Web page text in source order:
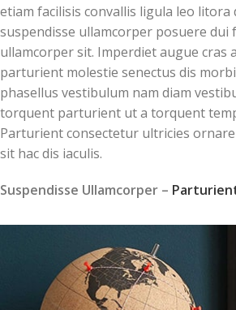
etiam facilisis convallis ligula leo litora
suspendisse ullamcorper posuere dui
ullamcorper sit. Imperdiet augue cras
parturient molestie senectus dis
phasellus vestibulum nam diam
torquent parturient ut a torquent
Parturient consectetur ultricies
sit hac dis iaculis.
Suspendisse Ullamcorper –